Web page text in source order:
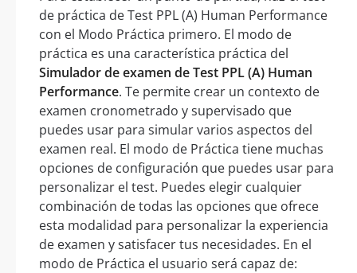
de práctica de Test PPL (A) Human Performance
con el Modo Práctica primero. El modo de
práctica es una característica práctica del
Simulador de examen de Test PPL (A) Human
Performance. Te permite crear un contexto de
examen cronometrado y supervisado que
puedes usar para simular varios aspectos del
examen real. El modo de Práctica tiene muchas
opciones de configuración que puedes usar para
personalizar el test. Puedes elegir cualquier
combinación de todas las opciones que ofrece
esta modalidad para personalizar la experiencia
de examen y satisfacer tus necesidades. En el
modo de Práctica el usuario será capaz de: